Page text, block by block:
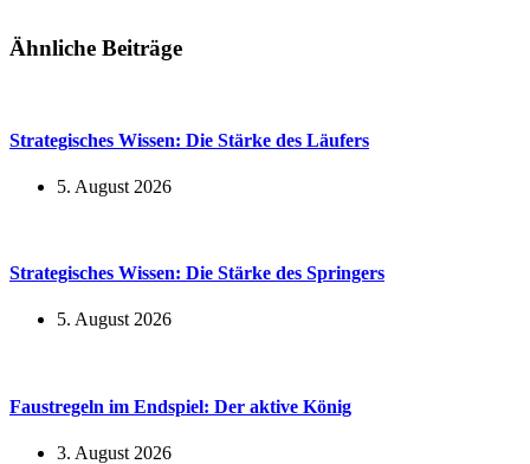
Ähnliche Beiträge
Strategisches Wissen: Die Stärke des Läufers
5. August 2026
Strategisches Wissen: Die Stärke des Springers
5. August 2026
Faustregeln im Endspiel: Der aktive König
3. August 2026